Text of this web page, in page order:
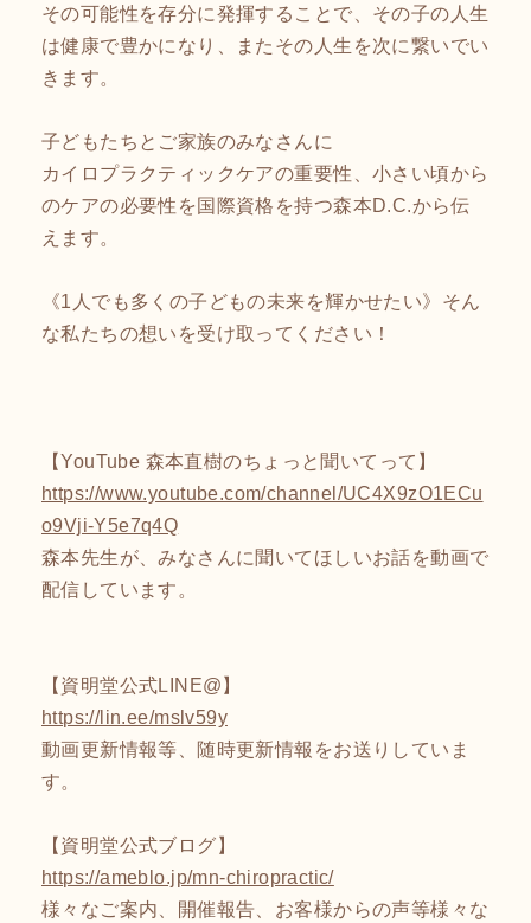
その可能性を存分に発揮することで、その子の人生
は健康で豊かになり、またその人生を次に繋いでい
きます。
子どもたちとご家族のみなさんに
カイロプラクティックケアの重要性、小さい頃から
のケアの必要性を国際資格を持つ森本D.C.から伝
えます。
《1人でも多くの子どもの未来を輝かせたい》そん
な私たちの想いを受け取ってください！
【YouTube 森本直樹のちょっと聞いてって】
https://www.youtube.com/channel/UC4X9zO1ECu
o9Vji-Y5e7q4Q
森本先生が、みなさんに聞いてほしいお話を動画で
配信しています。
【資明堂公式LINE@】
https://lin.ee/mslv59y
動画更新情報等、随時更新情報をお送りしていま
す。
【資明堂公式ブログ】
https://ameblo.jp/mn-chiropractic/
様々なご案内、開催報告、お客様からの声等様々な